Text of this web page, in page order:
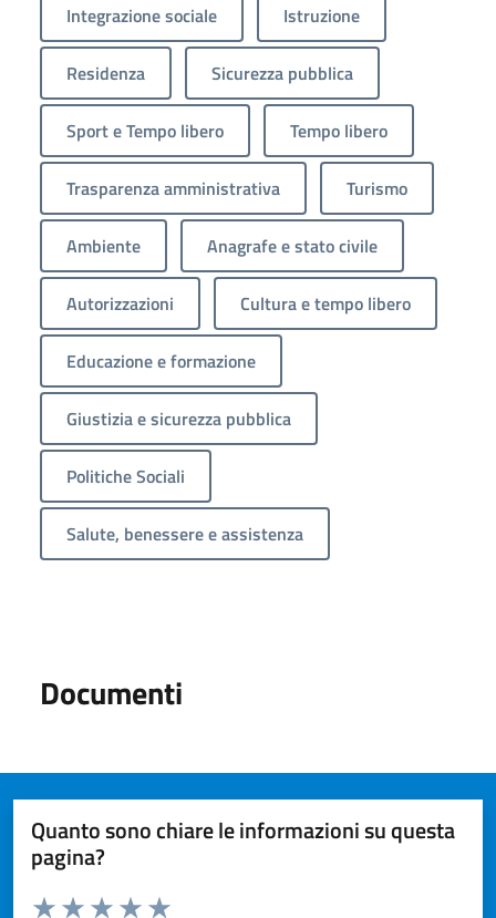
Integrazione sociale Istruzione
Residenza Sicurezza pubblica
Sport e Tempo libero Tempo libero
Trasparenza amministrativa Turismo
Ambiente Anagrafe e stato civile
Autorizzazioni Cultura e tempo libero
Educazione e formazione
Giustizia e sicurezza pubblica
Politiche Sociali
Salute, benessere e assistenza
Documenti
Quanto sono chiare le informazioni su questa
pagina?
Valuta da 1 a 5 stelle la pagina